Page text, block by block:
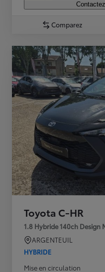
Comparez
Toyota C-HR
1.8 Hybride 140ch Design
ARGENTEUIL
HYBRIDE
Mise en circulation